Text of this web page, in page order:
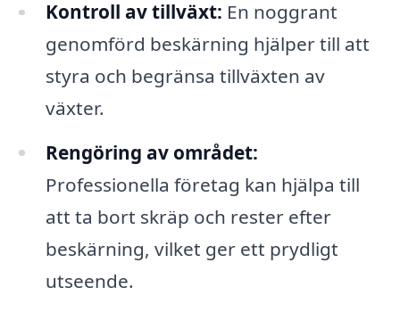
Kontroll av tillväxt: En noggrant
genomförd beskärning hjälper till att
styra och begränsa tillväxten av
växter.
Rengöring av området:
Professionella företag kan hjälpa till
att ta bort skräp och rester efter
beskärning, vilket ger ett prydligt
utseende.